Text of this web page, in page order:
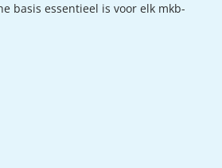
basis essentieel is voor elk mkb-